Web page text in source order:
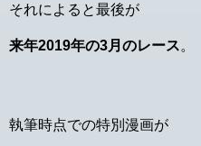
それによると最後が
来年2019年の3月のレース。
執筆時点での特別漫画が